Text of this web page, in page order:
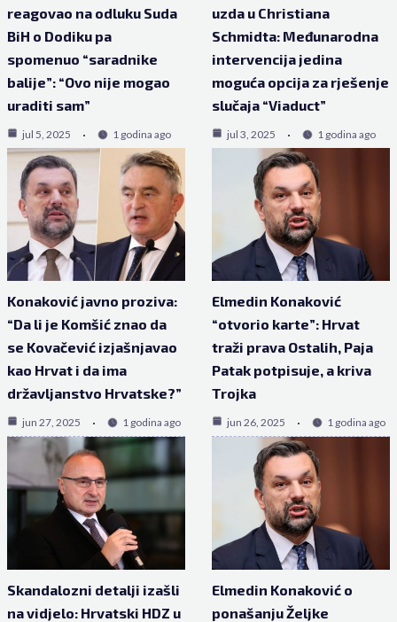
reagovao na odluku Suda
BiH o Dodiku pa
spomenuo “saradnike
balije”: “Ovo nije mogao
uraditi sam”
jul 5, 2025 1 godina ago
uzda u Christiana
Schmidta: Međunarodna
intervencija jedina
moguća opcija za rješenje
slučaja “Viaduct”
jul 3, 2025 1 godina ago
Konaković javno proziva:
“Da li je Komšić znao da
se Kovačević izjašnjavao
kao Hrvat i da ima
državljanstvo Hrvatske?”
jun 27, 2025 1 godina ago
Elmedin Konaković
“otvorio karte”: Hrvat
traži prava Ostalih, Paja
Patak potpisuje, a kriva
Trojka
jun 26, 2025 1 godina ago
Skandalozni detalji izašli
na vidjelo: Hrvatski HDZ u
Elmedin Konaković o
ponašanju Željke